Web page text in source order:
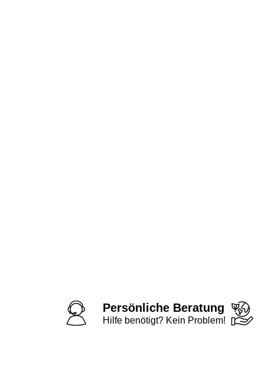
Persönliche Beratung
Hilfe benötigt? Kein Problem!